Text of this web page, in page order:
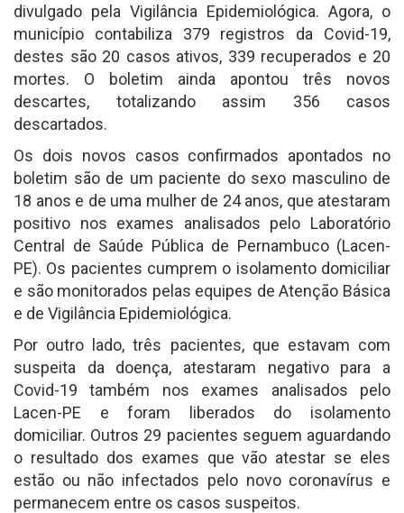
divulgado pela Vigilância Epidemiológica. Agora, o
município contabiliza 379 registros da Covid-19,
destes são 20 casos ativos, 339 recuperados e 20
mortes. O boletim ainda apontou três novos
descartes, totalizando assim 356 casos
descartados.
Os dois novos casos confirmados apontados no
boletim são de um paciente do sexo masculino de
18 anos e de uma mulher de 24 anos, que atestaram
positivo nos exames analisados pelo Laboratório
Central de Saúde Pública de Pernambuco (Lacen-
PE). Os pacientes cumprem o isolamento domiciliar
e são monitorados pelas equipes de Atenção Básica
e de Vigilância Epidemiológica.
Por outro lado, três pacientes, que estavam com
suspeita da doença, atestaram negativo para a
Covid-19 também nos exames analisados pelo
Lacen-PE e foram liberados do isolamento
domiciliar. Outros 29 pacientes seguem aguardando
o resultado dos exames que vão atestar se eles
estão ou não infectados pelo novo coronavírus e
permanecem entre os casos suspeitos.